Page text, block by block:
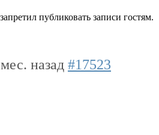
публиковать записи гостям.
назад #17523